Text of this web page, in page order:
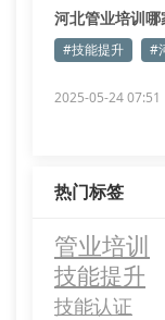
河北管业培训
#技能提升 #
2025-05-24 07:51
热门标签
管业培训
技能提升
技能认证